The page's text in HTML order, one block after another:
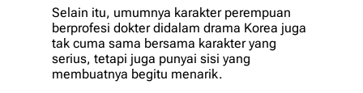
Selain itu, umumnya karakter perempuan
berprofesi dokter didalam drama Korea juga
tak cuma sama bersama karakter yang
serius, tetapi juga punyai sisi yang
membuatnya begitu menarik.